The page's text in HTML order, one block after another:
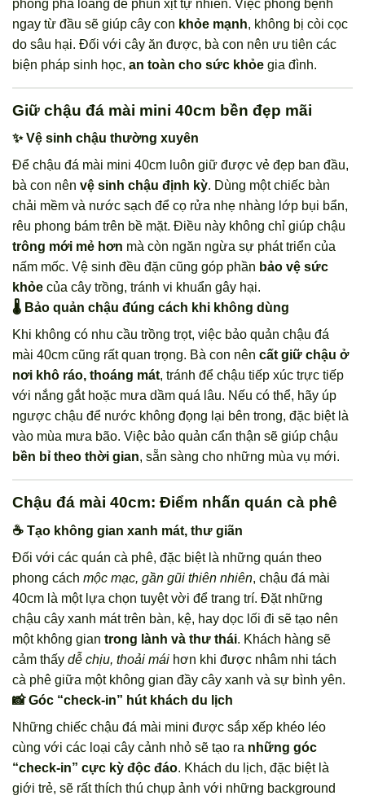
phòng pha loãng để phun xịt tự nhiên. Việc phòng bệnh
ngay từ đầu sẽ giúp cây con khỏe mạnh, không bị còi cọc
do sâu hại. Đối với cây ăn được, bà con nên ưu tiên các
biện pháp sinh học, an toàn cho sức khỏe gia đình.
Giữ chậu đá mài mini 40cm bền đẹp mãi
✨ Vệ sinh chậu thường xuyên
Để chậu đá mài mini 40cm luôn giữ được vẻ đẹp ban đầu,
bà con nên vệ sinh chậu định kỳ. Dùng một chiếc bàn
chải mềm và nước sạch để cọ rửa nhẹ nhàng lớp bụi bẩn,
rêu phong bám trên bề mặt. Điều này không chỉ giúp chậu
trông mới mẻ hơn mà còn ngăn ngừa sự phát triển của
nấm mốc. Vệ sinh đều đặn cũng góp phần bảo vệ sức
khỏe của cây trồng, tránh vi khuẩn gây hại.
🌡️ Bảo quản chậu đúng cách khi không dùng
Khi không có nhu cầu trồng trọt, việc bảo quản chậu đá
mài 40cm cũng rất quan trọng. Bà con nên cất giữ chậu ở
nơi khô ráo, thoáng mát, tránh để chậu tiếp xúc trực tiếp
với nắng gắt hoặc mưa dầm quá lâu. Nếu có thể, hãy úp
ngược chậu để nước không đọng lại bên trong, đặc biệt là
vào mùa mưa bão. Việc bảo quản cẩn thận sẽ giúp chậu
bền bỉ theo thời gian, sẵn sàng cho những mùa vụ mới.
Chậu đá mài 40cm: Điểm nhấn quán cà phê
☕ Tạo không gian xanh mát, thư giãn
Đối với các quán cà phê, đặc biệt là những quán theo
phong cách mộc mạc, gần gũi thiên nhiên, chậu đá mài
40cm là một lựa chọn tuyệt vời để trang trí. Đặt những
chậu cây xanh mát trên bàn, kệ, hay dọc lối đi sẽ tạo nên
một không gian trong lành và thư thái. Khách hàng sẽ
cảm thấy dễ chịu, thoải mái hơn khi được nhâm nhi tách
cà phê giữa một không gian đầy cây xanh và sự bình yên.
📸 Góc “check-in” hút khách du lịch
Những chiếc chậu đá mài mini được sắp xếp khéo léo
cùng với các loại cây cảnh nhỏ sẽ tạo ra những góc
“check-in” cực kỳ độc đáo. Khách du lịch, đặc biệt là
giới trẻ, sẽ rất thích thú chụp ảnh với những background